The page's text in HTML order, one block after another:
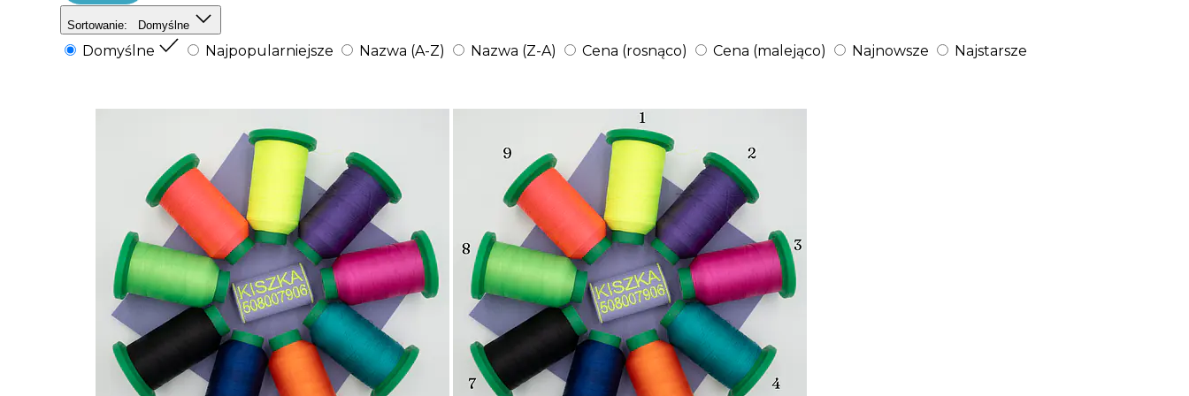
Sortowanie: Domyślne
Domyślne Najpopularniejsze Nazwa (A-Z) Nazwa (Z-A) Cena (rosnąco) Cena (malejąco) Najnowsze Najstarsze